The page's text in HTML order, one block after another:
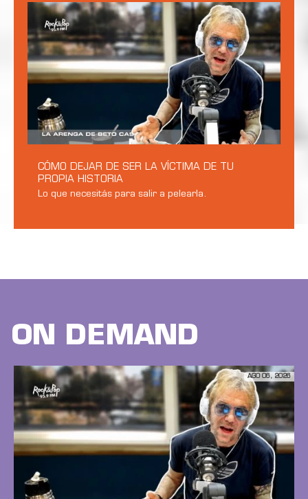
CÓMO DEJAR DE SER LA VÍCTIMA DE TU
PROPIA HISTORIA
Lo que necesitás para salir a pelearla.
ON DEMAND
AGO 06, 2026